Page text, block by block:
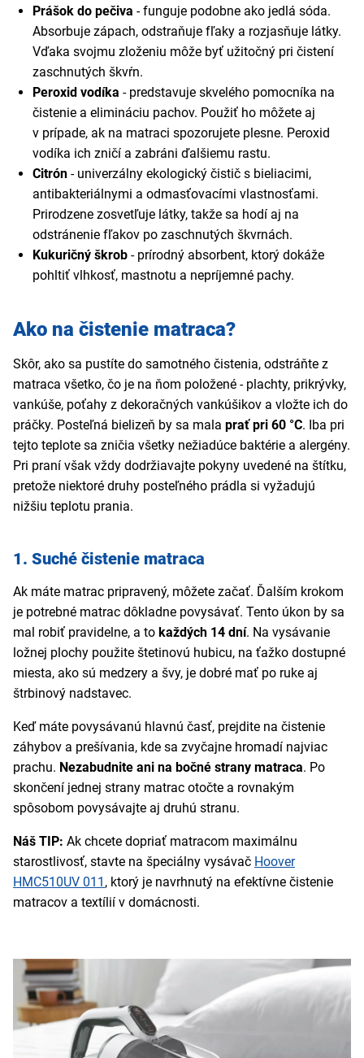
Prášok do pečiva - funguje podobne ako jedlá sóda.
Absorbuje zápach, odstraňuje fľaky a rozjasňuje látky.
Vďaka svojmu zloženiu môže byť užitočný pri čistení
zaschnutých škvŕn.
Peroxid vodíka - predstavuje skvelého pomocníka na
čistenie a elimináciu pachov. Použiť ho môžete aj
v prípade, ak na matraci spozorujete plesne. Peroxid
vodíka ich zničí a zabráni ďalšiemu rastu.
Citrón - univerzálny ekologický čistič s bieliacimi,
antibakteriálnymi a odmasťovacími vlastnosťami.
Prirodzene zosvetľuje látky, takže sa hodí aj na
odstránenie fľakov po zaschnutých škvrnách.
Kukuričný škrob - prírodný absorbent, ktorý dokáže
pohltiť vlhkosť, mastnotu a nepríjemné pachy.
Ako na čistenie matraca?
Skôr, ako sa pustíte do samotného čistenia, odstráňte z
matraca všetko, čo je na ňom položené - plachty, prikrývky,
vankúše, poťahy z dekoračných vankúšikov a vložte ich do
práčky. Posteľná bielizeň by sa mala prať pri 60 °C. Iba pri
tejto teplote sa zničia všetky nežiadúce baktérie a alergény.
Pri praní však vždy dodržiavajte pokyny uvedené na štítku,
pretože niektoré druhy posteľného prádla si vyžadujú
nižšiu teplotu prania.
1. Suché čistenie matraca
Ak máte matrac pripravený, môžete začať. Ďalším krokom
je potrebné matrac dôkladne povysávať. Tento úkon by sa
mal robiť pravidelne, a to každých 14 dní. Na vysávanie
ložnej plochy použite štetinovú hubicu, na ťažko dostupné
miesta, ako sú medzery a švy, je dobré mať po ruke aj
štrbinový nadstavec.
Keď máte povysávanú hlavnú časť, prejdite na čistenie
záhybov a prešívania, kde sa zvyčajne hromadí najviac
prachu. Nezabudnite ani na bočné strany matraca. Po
skončení jednej strany matrac otočte a rovnakým
spôsobom povysávajte aj druhú stranu.
Náš TIP: Ak chcete dopriať matracom maximálnu
starostlivosť, stavte na špeciálny vysávač Hoover
HMC510UV 011 , ktorý je navrhnutý na efektívne čistenie
matracov a textílií v domácnosti.